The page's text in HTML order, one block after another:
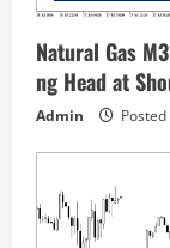
Natural Gas
ng Head at
Admin